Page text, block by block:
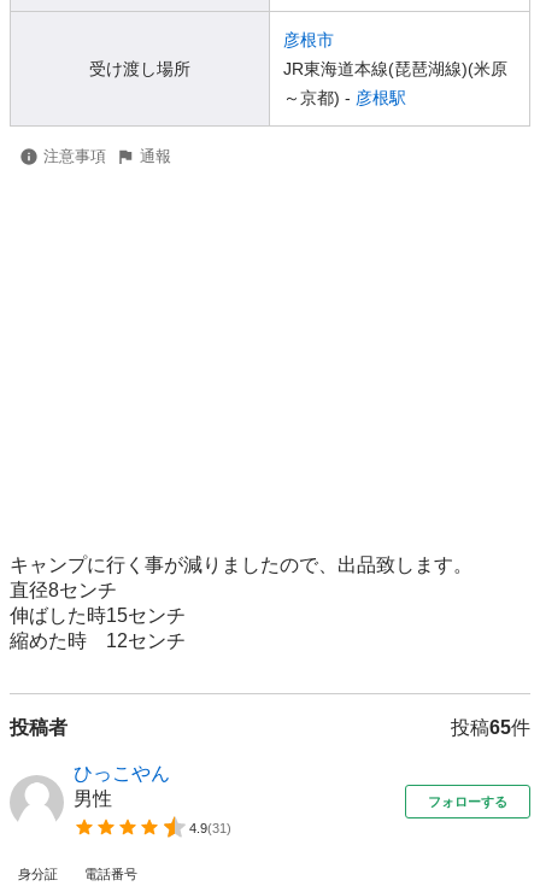
受け渡し場所
彦根市
JR東海道本線(琵琶湖線)(米原
～京都) - 彦根駅
注意事項 通報
キャンプに行く事が減りましたので、出品致します。
直径8センチ
伸ばした時15センチ
縮めた時　12センチ
投稿者 投稿65件
ひっこやん
男性
4.9(31)
フォローする
身分証 電話番号